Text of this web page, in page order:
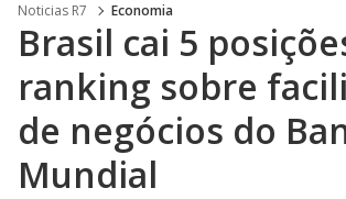
Noticias R7 Economia
Brasil cai 5
ranking sobre
de negócios do
Mundial